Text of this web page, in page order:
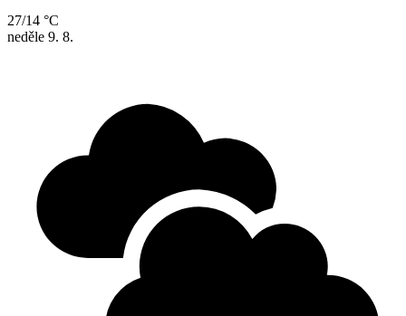
27/14 °C
neděle 9. 8.